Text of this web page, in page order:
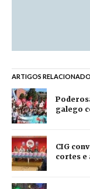
ARTIGOS
galego
CIG
cortes e